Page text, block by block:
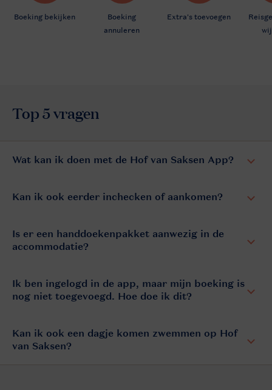
Wat kan ik doen met de Hof van Saksen App?
Kan ik ook eerder inchecken of aankomen?
Is er een handdoekenpakket aanwezig in de
accommodatie?
Ik ben ingelogd in de app, maar mijn boeking is
nog niet toegevoegd. Hoe doe ik dit?
Kan ik ook een dagje komen zwemmen op Hof
van Saksen?